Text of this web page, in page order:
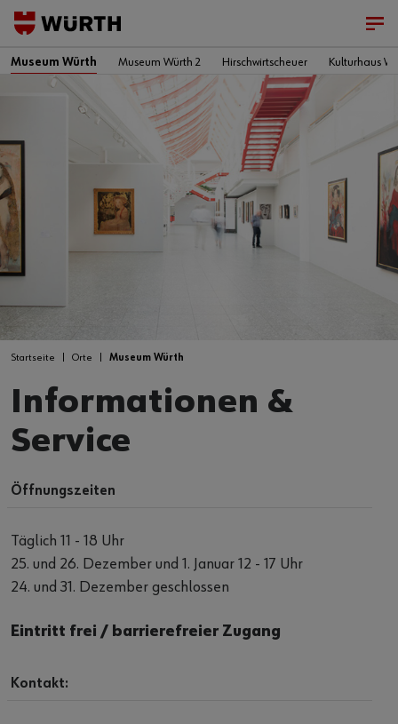
Museum Würth Museum Würth 2 Hirschwirtscheuer Kulturhaus
Startseite Orte Museum Würth
Informationen &
Service
Öffnungszeiten
Täglich 11 - 18 Uhr
25. und 26. Dezember und 1. Januar 12 - 17 Uhr
24. und 31. Dezember geschlossen
Eintritt frei / barrierefreier Zugang
Kontakt: